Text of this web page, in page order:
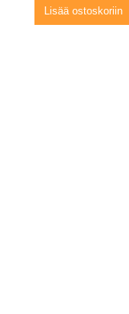
Lisää ostoskoriin